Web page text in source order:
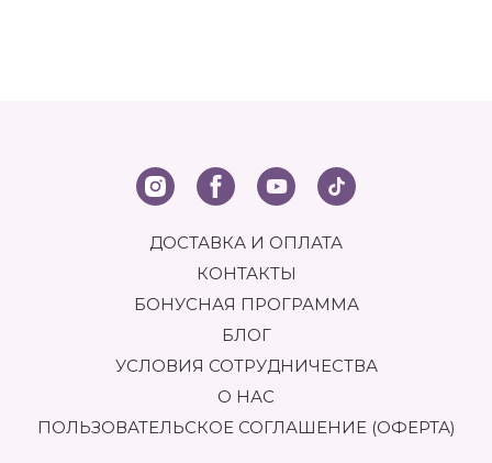
ДОСТАВКА И ОПЛАТА
КОНТАКТЫ
БОНУСНАЯ ПРОГРАММА
БЛОГ
УСЛОВИЯ СОТРУДНИЧЕСТВА
О НАС
ПОЛЬЗОВАТЕЛЬСКОЕ СОГЛАШЕНИЕ (ОФЕРТА)